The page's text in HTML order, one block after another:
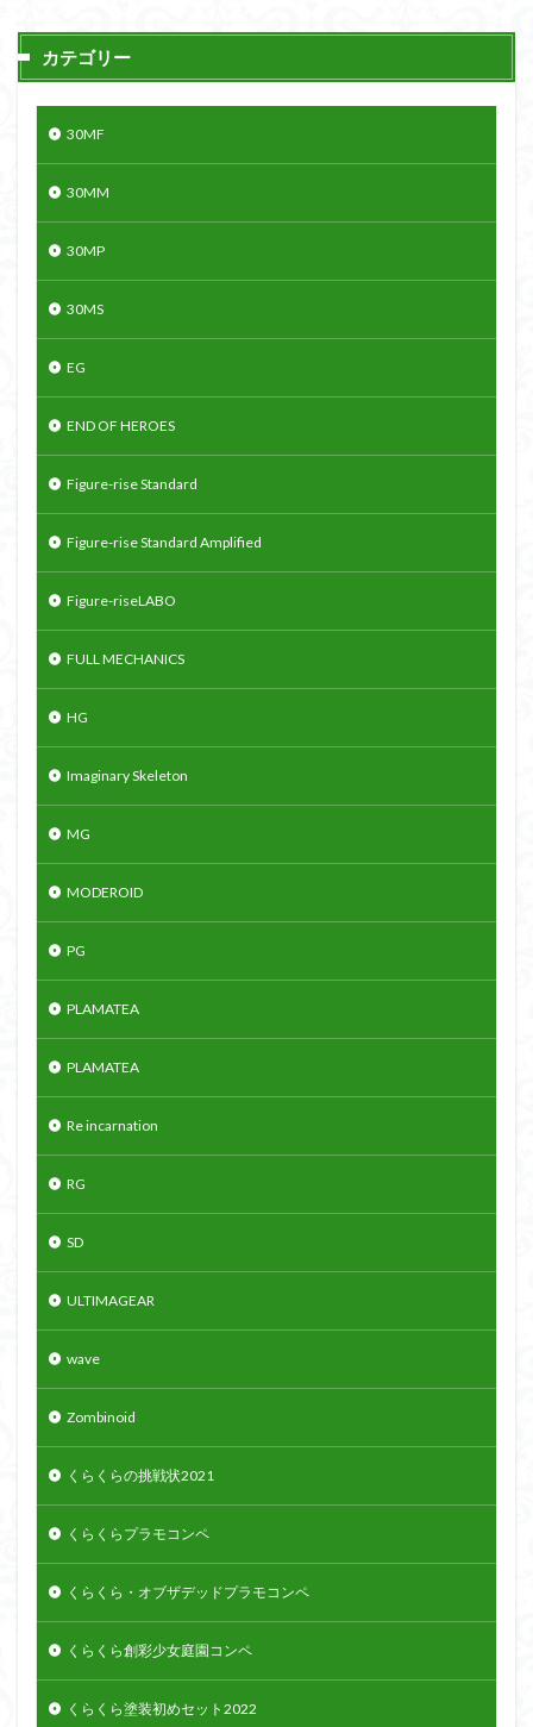
カテゴリー
30MF
30MM
30MP
30MS
EG
END OF HEROES
Figure-rise Standard
Figure-rise Standard Amplified
Figure-riseLABO
FULL MECHANICS
HG
Imaginary Skeleton
MG
MODEROID
PG
PLAMATEA
PLAMATEA
Re incarnation
RG
SD
ULTIMAGEAR
wave
Zombinoid
くらくらの挑戦状2021
くらくらプラモコンペ
くらくら・オブザデッドプラモコンペ
くらくら創彩少女庭園コンペ
くらくら塗装初めセット2022